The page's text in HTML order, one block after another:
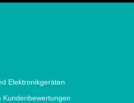
Elektronikgeräten
Kundenbewertungen